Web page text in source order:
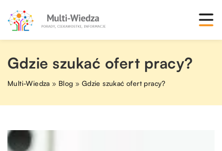
Gdzie szukać ofert pracy?
Multi-Wiedza » Blog » Gdzie szukać ofert pracy?